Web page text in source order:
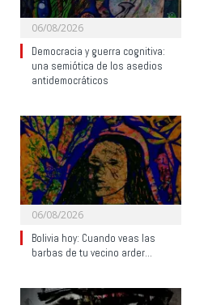
06/08/2026
Democracia y guerra cognitiva:
una semiótica de los asedios
antidemocráticos
06/08/2026
Bolivia hoy: Cuando veas las
barbas de tu vecino arder…